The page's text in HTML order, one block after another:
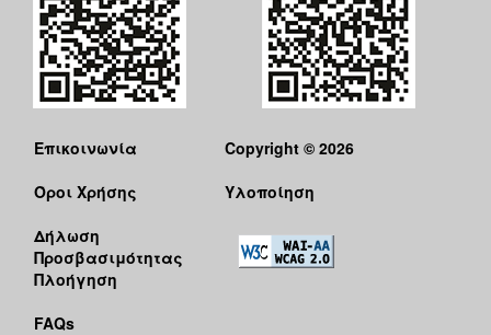
Επικοινωνία
Όροι Χρήσης
Δήλωση
Προσβασιμότητας
Πλοήγηση
FAQs
Copyright © 2026
Υλοποίηση